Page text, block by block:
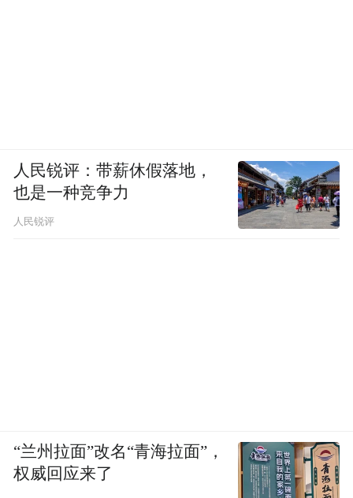
人民锐评：带薪休假落地，
也是一种竞争力
人民锐评
“兰州拉面”改名“青海拉面”，
权威回应来了